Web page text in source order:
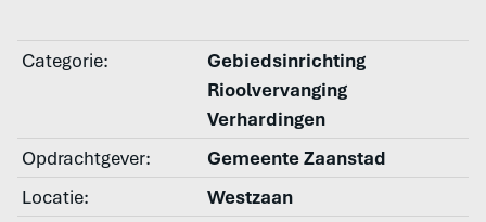
Categorie:
Gebiedsinrichting
Rioolvervanging
Verhardingen
Opdrachtgever:
Gemeente Zaanstad
Locatie:
Westzaan